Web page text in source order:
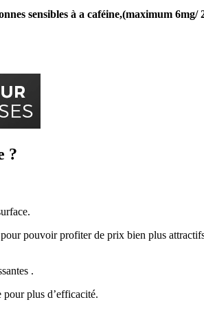
sensibles à a caféine,(maximum 6mg/
?
pour pouvoir profiter de prix bien plus
.
pour plus d’efficacité.